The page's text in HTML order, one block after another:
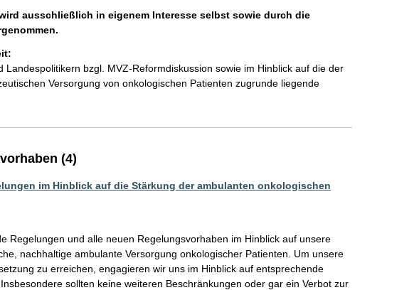
ausschließlich in eigenem Interesse selbst sowie durch die
Landespolitikern bzgl. MVZ-Reformdiskussion sowie im Hinblick auf die der
Versorgung von onkologischen Patienten zugrunde liegende
(4)
im Hinblick auf die Stärkung der ambulanten onkologischen
Regelungen und alle neuen Regelungsvorhaben im Hinblick auf unsere
nachhaltige ambulante Versorgung onkologischer Patienten. Um unsere
zu erreichen, engagieren wir uns im Hinblick auf entsprechende
sollten keine weiteren Beschränkungen oder gar ein Verbot zur